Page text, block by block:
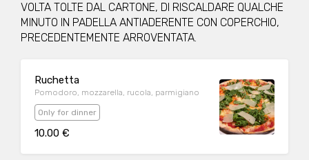
VOLTA TOLTE DAL CARTONE, DI RISCALDARE QUALCHE
MINUTO IN PADELLA ANTIADERENTE CON COPERCHIO,
PRECEDENTEMENTE ARROVENTATA.
Ruchetta
Pomodoro, mozzarella, rucola, parmigiano
Only for dinner
10.00 €